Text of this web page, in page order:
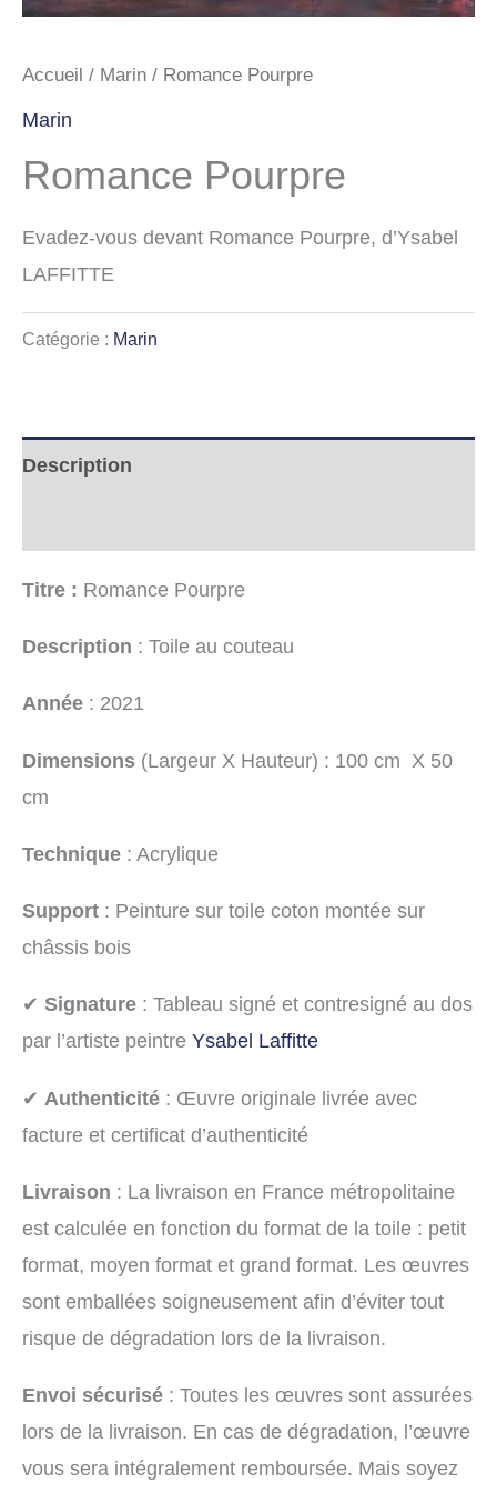
Accueil / Marin / Romance Pourpre
Marin
Romance Pourpre
Evadez-vous devant Romance Pourpre, d’Ysabel
LAFFITTE
Catégorie : Marin
Description
Titre : Romance Pourpre
Description : Toile au couteau
Année : 2021
Dimensions (Largeur X Hauteur) : 100 cm X 50
cm
Technique : Acrylique
Support : Peinture sur toile coton montée sur
châssis bois
✔ Signature : Tableau signé et contresigné au dos
par l’artiste peintre Ysabel Laffitte
✔ Authenticité : Œuvre originale livrée avec
facture et certificat d’authenticité
Livraison : La livraison en France métropolitaine
est calculée en fonction du format de la toile : petit
format, moyen format et grand format. Les œuvres
sont emballées soigneusement afin d’éviter tout
risque de dégradation lors de la livraison.
Envoi sécurisé : Toutes les œuvres sont assurées
lors de la livraison. En cas de dégradation, l’œuvre
vous sera intégralement remboursée. Mais soyez